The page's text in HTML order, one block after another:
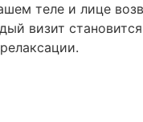
теле и лице
визит